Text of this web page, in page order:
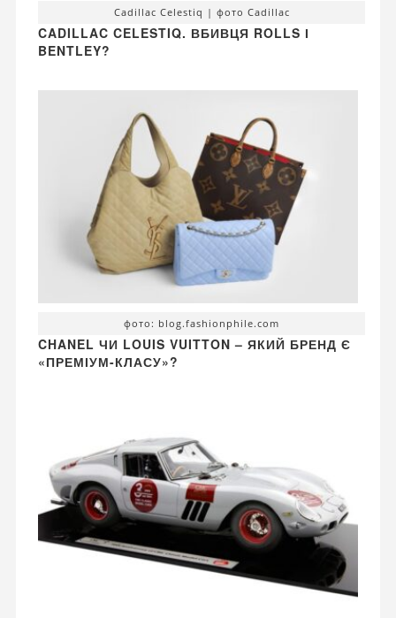
Cadillac Celestiq | фото Cadillac
CADILLAC CELESTIQ. ВБИВЦЯ ROLLS І
BENTLEY?
фото: blog.fashionphile.com
CHANEL ЧИ LOUIS VUITTON – ЯКИЙ БРЕНД Є
«ПРЕМІУМ-КЛАСУ»?